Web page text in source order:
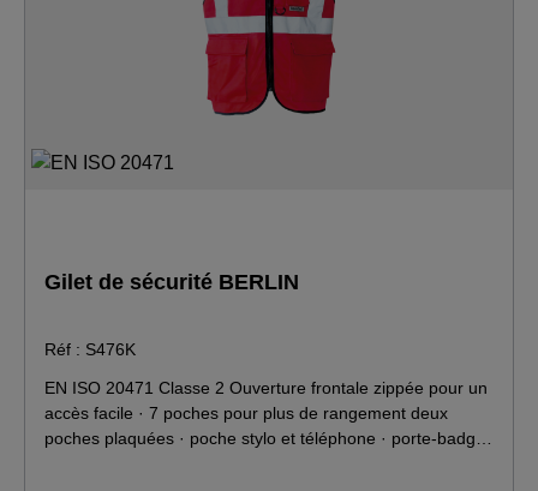
Gilet de sécurité BERLIN
Réf : S476K
EN ISO 20471 Classe 2 Ouverture frontale zippée pour un
accès facile · 7 poches pour plus de rangement deux
poches plaquées · poche stylo et téléphone · porte-badge